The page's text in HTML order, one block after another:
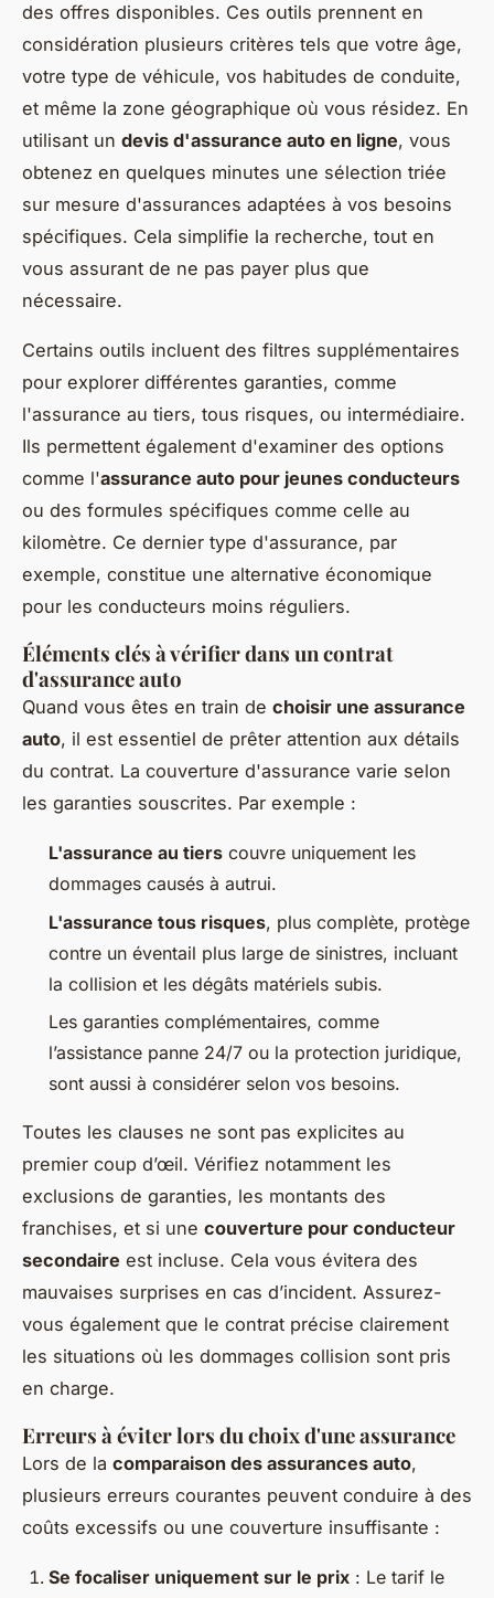
des offres disponibles. Ces outils prennent en
considération plusieurs critères tels que votre âge,
votre type de véhicule, vos habitudes de conduite,
et même la zone géographique où vous résidez. En
utilisant un devis d'assurance auto en ligne, vous
obtenez en quelques minutes une sélection triée
sur mesure d'assurances adaptées à vos besoins
spécifiques. Cela simplifie la recherche, tout en
vous assurant de ne pas payer plus que
nécessaire.
Certains outils incluent des filtres supplémentaires
pour explorer différentes garanties, comme
l'assurance au tiers, tous risques, ou intermédiaire.
Ils permettent également d'examiner des options
comme l'assurance auto pour jeunes conducteurs
ou des formules spécifiques comme celle au
kilomètre. Ce dernier type d'assurance, par
exemple, constitue une alternative économique
pour les conducteurs moins réguliers.
Éléments clés à vérifier dans un contrat
d'assurance auto
Quand vous êtes en train de choisir une assurance
auto, il est essentiel de prêter attention aux détails
du contrat. La couverture d'assurance varie selon
les garanties souscrites. Par exemple :
L'assurance au tiers couvre uniquement les
dommages causés à autrui.
L'assurance tous risques, plus complète, protège
contre un éventail plus large de sinistres, incluant
la collision et les dégâts matériels subis.
Les garanties complémentaires, comme
l’assistance panne 24/7 ou la protection juridique,
sont aussi à considérer selon vos besoins.
Toutes les clauses ne sont pas explicites au
premier coup d’œil. Vérifiez notamment les
exclusions de garanties, les montants des
franchises, et si une couverture pour conducteur
secondaire est incluse. Cela vous évitera des
mauvaises surprises en cas d’incident. Assurez-
vous également que le contrat précise clairement
les situations où les dommages collision sont pris
en charge.
Erreurs à éviter lors du choix d'une assurance
Lors de la comparaison des assurances auto,
plusieurs erreurs courantes peuvent conduire à des
coûts excessifs ou une couverture insuffisante :
Se focaliser uniquement sur le prix : Le tarif le